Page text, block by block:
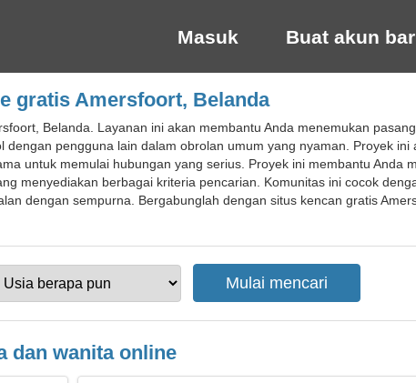
Masuk Buat akun
gratis Amersfoort, Belanda
Belanda. Layanan ini akan membantu Anda menemukan
pengguna lain dalam obrolan umum yang nyaman. Proyek ini
untuk memulai hubungan yang serius. Proyek ini membantu Anda
menyediakan berbagai kriteria pencarian. Komunitas ini cocok
dengan sempurna. Bergabunglah dengan situs kencan gratis
dan wanita online